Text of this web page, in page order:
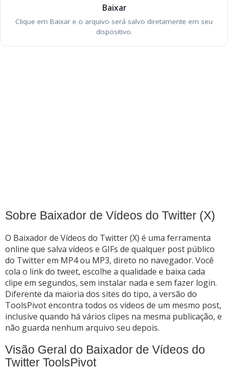
Baixar
Clique em Baixar e o arquivo será salvo diretamente em seu
dispositivo.
Sobre Baixador de Vídeos do Twitter (X)
O Baixador de Vídeos do Twitter (X) é uma ferramenta
online que salva vídeos e GIFs de qualquer post público
do Twitter em MP4 ou MP3, direto no navegador. Você
cola o link do tweet, escolhe a qualidade e baixa cada
clipe em segundos, sem instalar nada e sem fazer login.
Diferente da maioria dos sites do tipo, a versão do
ToolsPivot encontra todos os vídeos de um mesmo post,
inclusive quando há vários clipes na mesma publicação, e
não guarda nenhum arquivo seu depois.
Visão Geral do Baixador de Vídeos do
Twitter ToolsPivot